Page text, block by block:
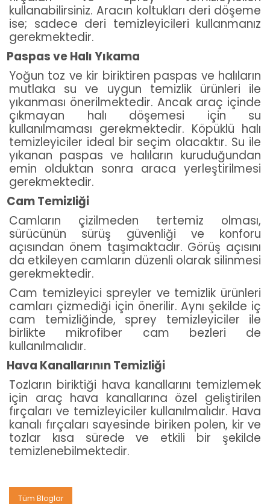
kullanabilirsiniz. Aracın koltukları deri döşeme
ise; sadece deri temizleyicileri kullanmanız
gerekmektedir.
Paspas ve Halı Yıkama
Yoğun toz ve kir biriktiren paspas ve halıların
mutlaka su ve uygun temizlik ürünleri ile
yıkanması önerilmektedir. Ancak araç içinde
çıkmayan halı döşemesi için su
kullanılmaması gerekmektedir. Köpüklü halı
temizleyiciler ideal bir seçim olacaktır. Su ile
yıkanan paspas ve halıların kuruduğundan
emin olduktan sonra araca yerleştirilmesi
gerekmektedir.
Cam Temizliği
Camların çizilmeden tertemiz olması,
sürücünün sürüş güvenliği ve konforu
açısından önem taşımaktadır. Görüş açısını
da etkileyen camların düzenli olarak silinmesi
gerekmektedir.
Cam temizleyici spreyler ve temizlik ürünleri
camları çizmediği için önerilir. Aynı şekilde iç
cam temizliğinde, sprey temizleyiciler ile
birlikte mikrofiber cam bezleri de
kullanılmalıdır.
Hava Kanallarının Temizliği
Tozların biriktiği hava kanallarını temizlemek
için araç hava kanallarına özel geliştirilen
fırçaları ve temizleyiciler kullanılmalıdır. Hava
kanalı fırçaları sayesinde biriken polen, kir ve
tozlar kısa sürede ve etkili bir şekilde
temizlenebilmektedir.
Tüm Bloglar